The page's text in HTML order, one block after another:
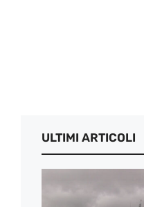
ULTIMI ARTICOLI